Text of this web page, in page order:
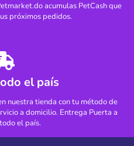
acumulas PetCash que
próximos pedidos.
el país
nuestra tienda con tu método de
a domicilio. Entrega Puerta a
el país.